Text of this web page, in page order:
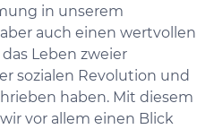
in unserem
auch einen wertvollen
Leben zweier
sozialen Revolution und
haben. Mit diesem
vor allem einen Blick